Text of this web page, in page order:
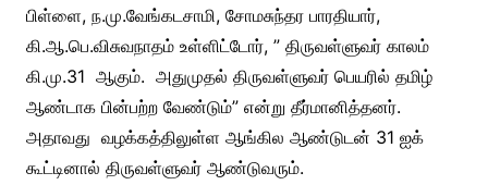
பிள்ளை, ந.மு.வேங்கடசாமி, சோமசுந்தர பாரதியார்,
கி.ஆ.பெ.விசுவநாதம் உள்ளிட்டோர், ” திருவள்ளுவர் காலம்
கி.மு.31 ஆகும். அதுமுதல் திருவள்ளுவர் பெயரில் தமிழ்
ஆண்டாக பின்பற்ற வேண்டும்” என்று தீர்மானித்தனர்.
அதாவது வழக்கத்திலுள்ள ஆங்கில ஆண்டுடன் 31 ஐக்
கூட்டினால் திருவள்ளுவர் ஆண்டுவரும்.